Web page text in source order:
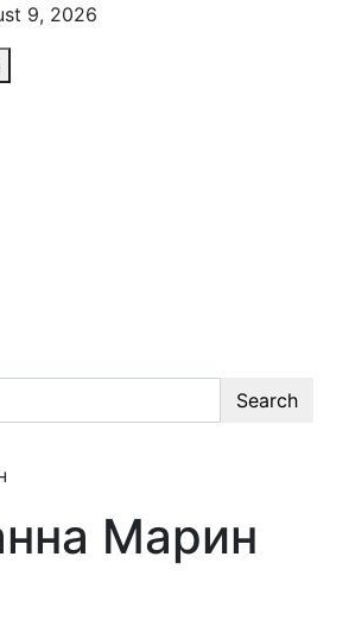
9, 2026
Search
Марин